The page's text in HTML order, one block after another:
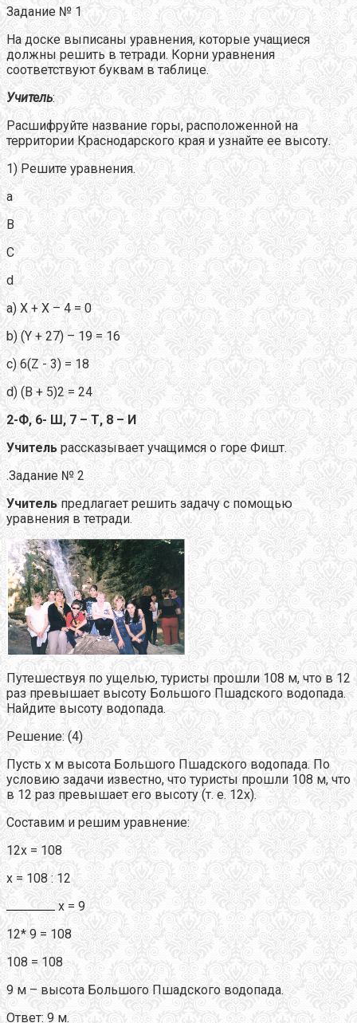
Задание № 1
На доске выписаны уравнения, которые учащиеся
должны решить в тетради. Корни уравнения
соответствуют буквам в таблице.
Учитель:
Расшифруйте название горы, расположенной на
территории Краснодарского края и узнайте ее высоту.
1) Решите уравнения.
а
B
C
d
а) Х + Х – 4 = 0
b) (Y + 27) – 19 = 16
c) 6(Z - 3) = 18
d) (B + 5)2 = 24
2-Ф, 6- Ш, 7 – Т, 8 – И
Учитель рассказывает учащимся о горе Фишт.
.Задание № 2
Учитель предлагает решить задачу с помощью
уравнения в тетради.
Путешествуя по ущелью, туристы прошли 108 м, что в 12
раз превышает высоту Большого Пшадского водопада.
Найдите высоту водопада.
Решение: (4)
Пусть х м высота Большого Пшадского водопада. По
условию задачи известно, что туристы прошли 108 м, что
в 12 раз превышает его высоту (т. е. 12х).
Составим и решим уравнение:
12х = 108
х = 108 : 12
х = 9
12* 9 = 108
108 = 108
9 м – высота Большого Пшадского водопада.
Ответ: 9 м.